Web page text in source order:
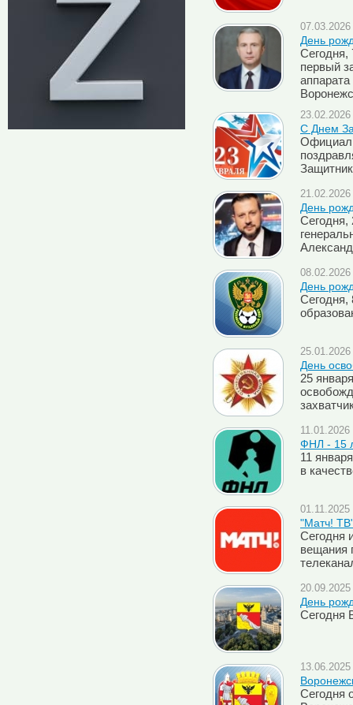
День
Сегодня,
первый
аппарата
C Днем
День
Сегодня,
День
Сегодня,
День
25
ФНЛ - 15
11
в
"Матч!
Сегодня
вещания
День
Сегодня
Сегодня